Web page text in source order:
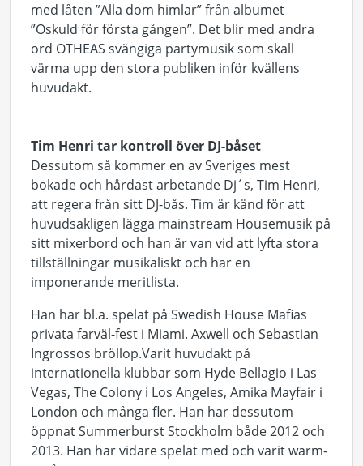
med låten ”Alla dom himlar” från albumet
”Oskuld för första gången”. Det blir med andra
ord OTHEAS svängiga partymusik som skall
värma upp den stora publiken inför kvällens
huvudakt.
Tim Henri tar kontroll över DJ-båset
Dessutom så kommer en av Sveriges mest
bokade och hårdast arbetande Dj´s, Tim Henri,
att regera från sitt DJ-bås. Tim är känd för att
huvudsakligen lägga mainstream Housemusik på
sitt mixerbord och han är van vid att lyfta stora
tillställningar musikaliskt och har en
imponerande meritlista.
Han har bl.a. spelat på Swedish House Mafias
privata farväl-fest i Miami. Axwell och Sebastian
Ingrossos bröllop.Varit huvudakt på
internationella klubbar som Hyde Bellagio i Las
Vegas, The Colony i Los Angeles, Amika Mayfair i
London och många fler. Han har dessutom
öppnat Summerburst Stockholm både 2012 och
2013. Han har vidare spelat med och varit warm-